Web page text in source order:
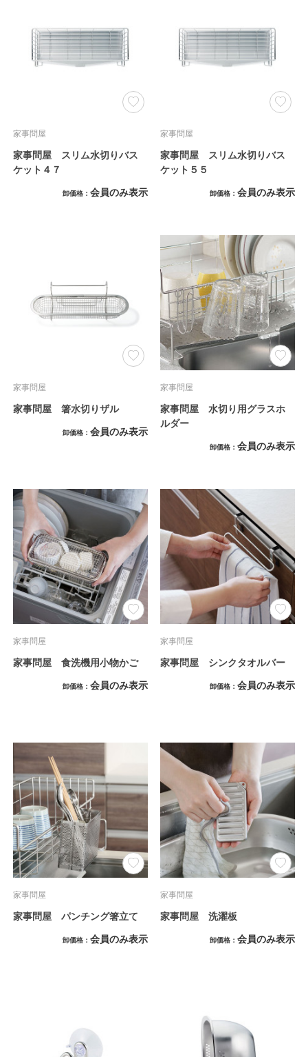
家事問屋
家事問屋 スリム水切りバス
ケット４７
卸価格 会員のみ表示
家事問屋
家事問屋 スリム水切りバス
ケット５５
卸価格 会員のみ表示
家事問屋
家事問屋 箸水切りザル
卸価格 会員のみ表示
家事問屋
家事問屋 水切り用グラスホ
ルダー
卸価格 会員のみ表示
家事問屋
家事問屋 食洗機用小物かご
卸価格 会員のみ表示
家事問屋
家事問屋 シンクタオルバー
卸価格 会員のみ表示
家事問屋
家事問屋 パンチング箸立て
卸価格 会員のみ表示
家事問屋
家事問屋 洗濯板
卸価格 会員のみ表示